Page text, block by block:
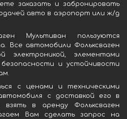
заказать и забронировать
авто в аэропорт или ж/д
Мультиван пользуются
Все автомобили Фольксваген
электроникой, элементами
и устойчивости
с ценами и техническими
с доставкой его в
в аренду Фольксваген
Вам сделать запрос на